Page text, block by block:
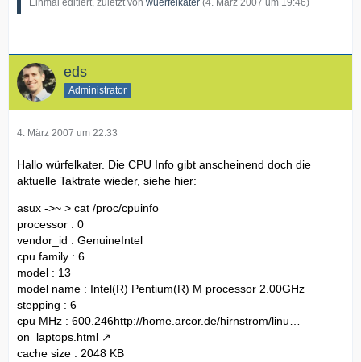
Einmal editiert, zuletzt von wuerfelkater (4. März 2007 um 19:46)
eds
Administrator
4. März 2007 um 22:33
Hallo würfelkater. Die CPU Info gibt anscheinend doch die
aktuelle Taktrate wieder, siehe hier:
asux ->~ > cat /proc/cpuinfo
processor : 0
vendor_id : GenuineIntel
cpu family : 6
model : 13
model name : Intel(R) Pentium(R) M processor 2.00GHz
stepping : 6
cpu MHz : 600.246http://home.arcor.de/hirnstrom/linu…
on_laptops.html
cache size : 2048 KB